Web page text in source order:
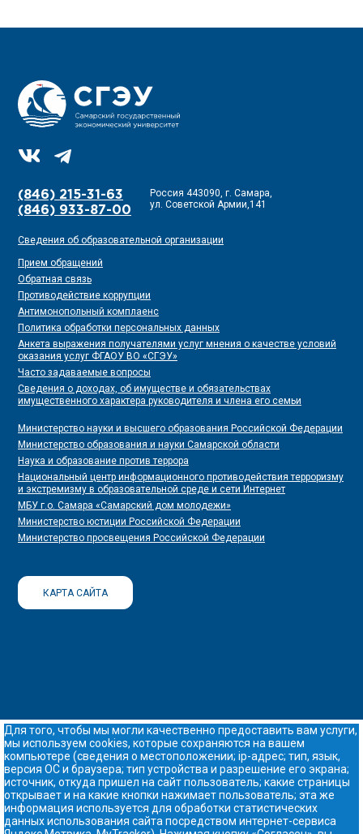
(846) 215-31-63
(846) 933-87-00
Россия 443090, г. Самара,
ул. Советской Армии,141
Сведения об образовательной организации
Прием обращений
Обратная связь
Противодействие коррупции
Антимонопольный комплаенс
Политика обработки персональных данных
Анкета выражения получателями услуг мнения о качестве условий
оказания услуг ФГАОУ ВО «СГЭУ»
Часто задаваемые вопросы
Сведения о доходах, об имуществе и обязательствах
имущественного характера руководителя и члена его семьи
Министерство науки и высшего образования Российской Федерации
Министерство образования и науки Самарской области
Наука и образование против террора
Национальный центр информационного противодействия терроризму
и экстремизму в образовательной среде и сети Интернет
МБУ г.о. Самара «Самарский дом молодежи»
Министерство юстиции Российской Федерации
Министерство просвещения Российской Федерации
КАРТА САЙТА
Для того, чтобы мы могли качественно предоставить вам услуги,
мы используем cookies, которые сохраняются на вашем
компьютере (сведения о местоположении; ip-адрес; тип, язык,
версия ОС и браузера; тип устройства и разрешение его экрана;
источник, откуда пришел на сайт пользователь; какие страницы
открывает и на какие кнопки нажимает пользователь; эта же
информация используется для обработки статистических
данных использования сайта посредством интернет-сервиса